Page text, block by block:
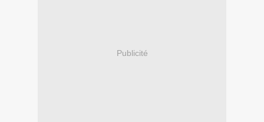
Publicité